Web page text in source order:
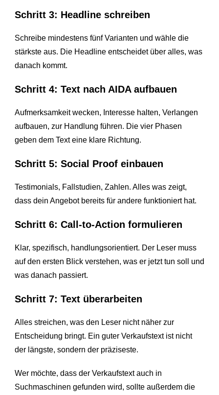
Schritt 3: Headline schreiben
Schreibe mindestens fünf Varianten und wähle die
stärkste aus. Die Headline entscheidet über alles, was
danach kommt.
Schritt 4: Text nach AIDA aufbauen
Aufmerksamkeit wecken, Interesse halten, Verlangen
aufbauen, zur Handlung führen. Die vier Phasen
geben dem Text eine klare Richtung.
Schritt 5: Social Proof einbauen
Testimonials, Fallstudien, Zahlen. Alles was zeigt,
dass dein Angebot bereits für andere funktioniert hat.
Schritt 6: Call-to-Action formulieren
Klar, spezifisch, handlungsorientiert. Der Leser muss
auf den ersten Blick verstehen, was er jetzt tun soll und
was danach passiert.
Schritt 7: Text überarbeiten
Alles streichen, was den Leser nicht näher zur
Entscheidung bringt. Ein guter Verkaufstext ist nicht
der längste, sondern der präziseste.
Wer möchte, dass der Verkaufstext auch in
Suchmaschinen gefunden wird, sollte außerdem die